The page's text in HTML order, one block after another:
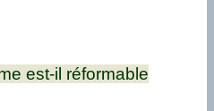
est-il réformable